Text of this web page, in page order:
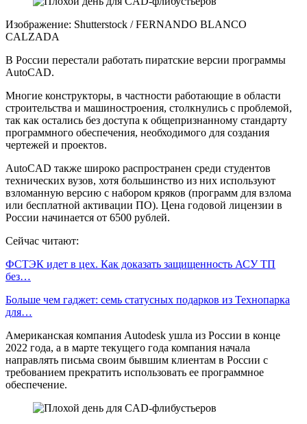
Изображение: Shutterstock / FERNANDO BLANCO
CALZADA
В России перестали работать пиратские версии программы
AutoCAD.
Многие конструкторы, в частности работающие в области
строительства и машиностроения, столкнулись с проблемой,
так как остались без доступа к общепризнанному стандарту
программного обеспечения, необходимого для создания
чертежей и проектов.
AutoCAD также широко распространен среди студентов
технических вузов, хотя большинство из них используют
взломанную версию с набором кряков (программ для взлома
или бесплатной активации ПО). Цена годовой лицензии в
России начинается от 6500 рублей.
Сейчас читают:
ФСТЭК идет в цех. Как доказать защищенность АСУ ТП
без…
Больше чем гаджет: семь статусных подарков из Технопарка
для…
Американская компания Autodesk ушла из России в конце
2022 года, а в марте текущего года компания начала
направлять письма своим бывшим клиентам в России с
требованием прекратить использовать ее программное
обеспечение.